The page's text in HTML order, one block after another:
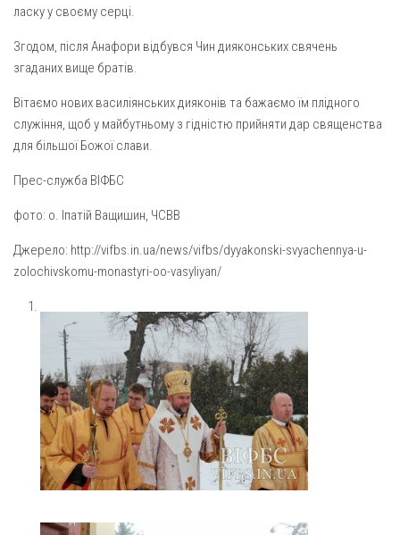
Пророка Іллі (смт. Білики)
Різдва Пресвятої Богородиці (с. Вільховатка)
Св. Апостола Андрія Первозванного (с. Засулля)
Св. Миколая (с. Деменки)
Успіння Пресвятої Богородиці (м. Кременчук)
Парохії Сумської області
Введення в храм Богородиці (м. Суми)
Матері Божої Неустанної Помочі (м. Охтирка)
Монастирі
Свято-Покровський монастир оо Василіян
Свято-Івано-Павлівський монастир сестер Згромадження
Св. Йосифа ОПДМ
Монастир сестер милосердя Св. Вінкентія. Дім Милосердя
Монастир Успення Пресвятої Богородиці Сестер Чину
Святого Василія Великого
Комісії
Катехитична комісія
Комісія у справах молоді
ласку у своєму серці.
Згодом, після Анафори відбувся Чин дияконських свячень
згаданих вище братів.
Вітаємо нових василіянських дияконів та бажаємо їм плідного
служіння, щоб у майбутньому з гідністю прийняти дар священства
для більшої Божої слави.
Прес-служба ВІФБС
фото: о. Іпатій Ващишин, ЧСВВ
Джерело: http://vifbs.in.ua/news/vifbs/dyyakonski-svyachennya-u-
zolochivskomu-monastyri-oo-vasyliyan/